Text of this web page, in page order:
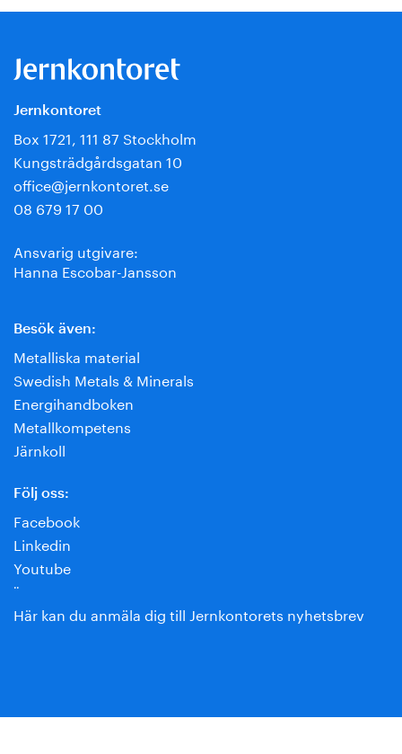
Jernkontoret
Box 1721, 111 87 Stockholm
Kungsträdgårdsgatan 10
office@jernkontoret.se
08 679 17 00
Ansvarig utgivare:
Hanna Escobar-Jansson
Besök även:
Metalliska material
Swedish Metals & Minerals
Energihandboken
Metallkompetens
Järnkoll
Följ oss:
Facebook
Linkedin
Youtube
¨
Här kan du anmäla dig till Jernkontorets nyhetsbrev